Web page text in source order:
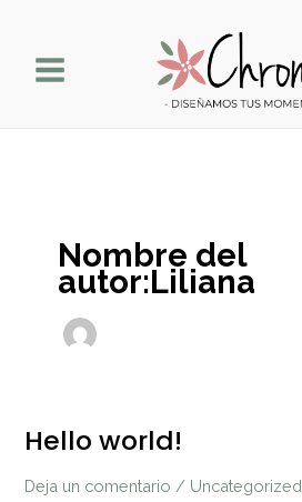
contenido
Nombre del
autor:Liliana
Hello world!
Deja un comentario / Uncategorized
Hello